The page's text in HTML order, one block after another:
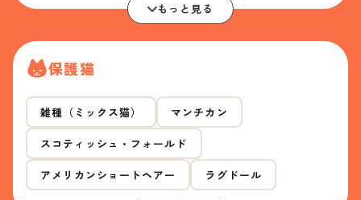
もっと見る
保護猫
雑種（ミックス猫） マンチカン
スコティッシュ・フォールド
アメリカンショートヘアー ラグドール